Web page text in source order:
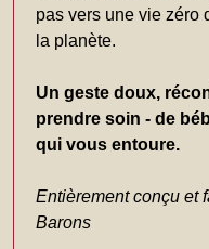
pas vers une vie zéro
la planète.
Un geste doux,
prendre soin - de
qui vous entoure.
Entièrement conçu et
Barons